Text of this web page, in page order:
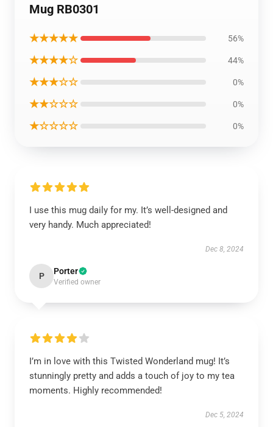
Mug RB0301
★★★★★ 56%
★★★★☆ 44%
★★★☆☆ 0%
★★☆☆☆ 0%
★☆☆☆☆ 0%
I use this mug daily for my. It’s well-designed and
very handy. Much appreciated!
Dec 8, 2024
P Porter
Verified owner
I’m in love with this Twisted Wonderland mug! It’s
stunningly pretty and adds a touch of joy to my tea
moments. Highly recommended!
Dec 5, 2024